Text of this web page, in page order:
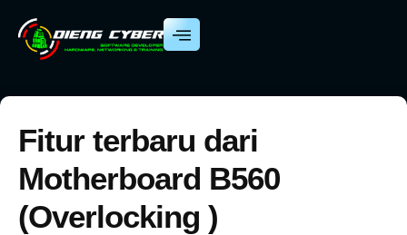
Fitur terbaru dari
Motherboard B560
(Overlocking )